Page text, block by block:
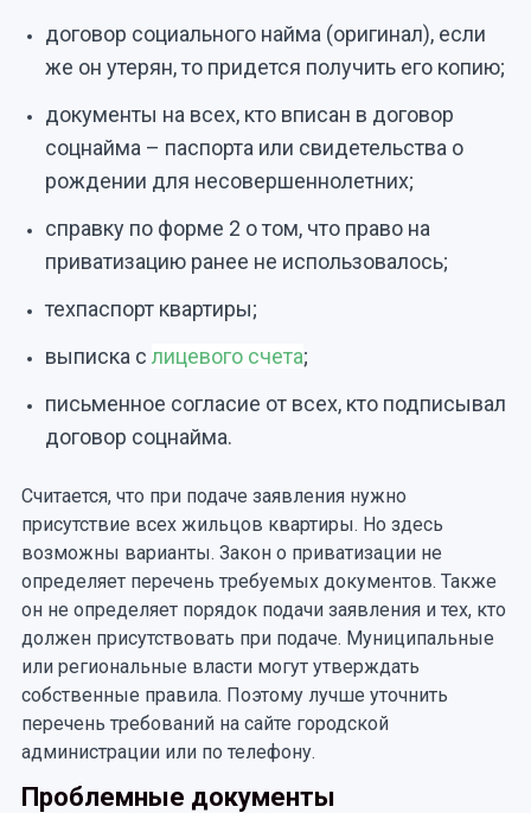
договор социального найма (оригинал), если
же он утерян, то придется получить его копию;
документы на всех, кто вписан в договор
соцнайма – паспорта или свидетельства о
рождении для несовершеннолетних;
справку по форме 2 о том, что право на
приватизацию ранее не использовалось;
техпаспорт квартиры;
выписка с лицевого счета;
письменное согласие от всех, кто подписывал
договор соцнайма.
Считается, что при подаче заявления нужно
присутствие всех жильцов квартиры. Но здесь
возможны варианты. Закон о приватизации не
определяет перечень требуемых документов. Также
он не определяет порядок подачи заявления и тех, кто
должен присутствовать при подаче. Муниципальные
или региональные власти могут утверждать
собственные правила. Поэтому лучше уточнить
перечень требований на сайте городской
администрации или по телефону.
Проблемные документы